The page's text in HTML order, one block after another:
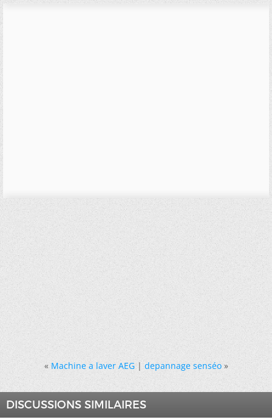
« Machine a laver AEG|depannage senséo »
DISCUSSIONS SIMILAIRES